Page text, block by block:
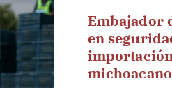
Embajador
en
michoacano